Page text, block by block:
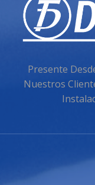
Presente
Nuestros